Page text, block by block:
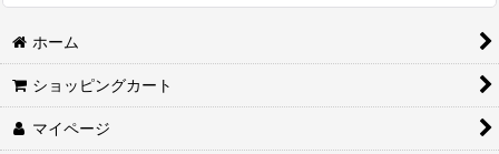
ホーム
ショッピングカート
マイページ